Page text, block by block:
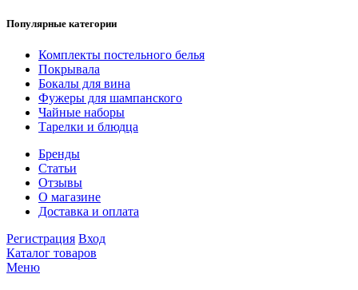
Популярные категории
Комплекты постельного белья
Покрывала
Бокалы для вина
Фужеры для шампанского
Чайные наборы
Тарелки и блюдца
Бренды
Статьи
Отзывы
О магазине
Доставка и оплата
Регистрация Вход
Каталог товаров
Меню